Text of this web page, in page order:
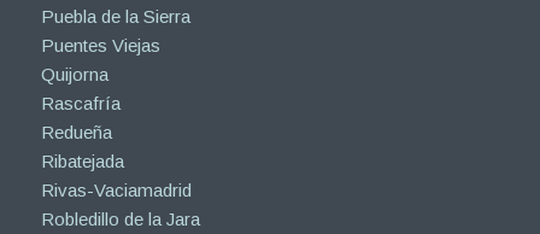
Puebla de la Sierra
Puentes Viejas
Quijorna
Rascafría
Redueña
Ribatejada
Rivas-Vaciamadrid
Robledillo de la Jara